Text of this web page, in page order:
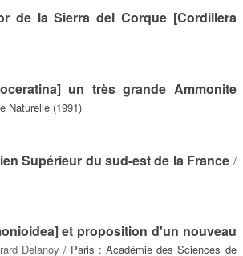
de la Sierra del Corque [Cordillera
un très grande Ammonite
Naturelle (1991)
Supérieur du sud-est de la France /
et proposition d'un nouveau
Delanoy / Paris : Académie des Sciences de